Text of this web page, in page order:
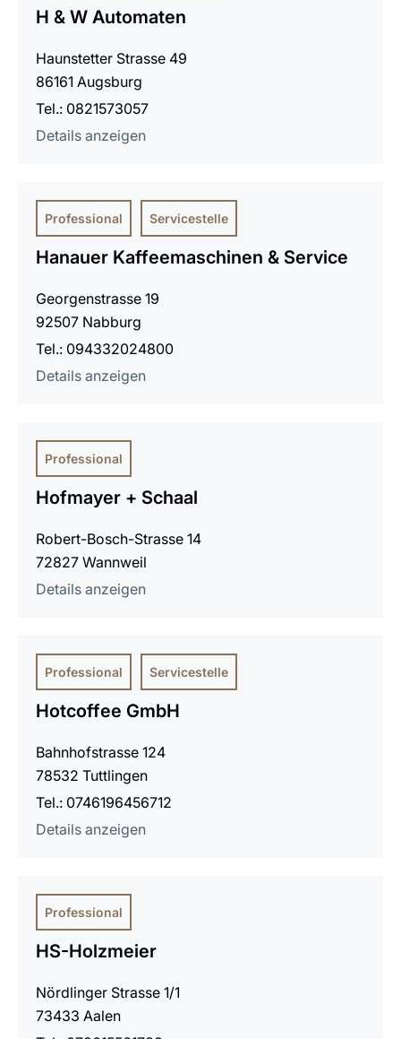
H & W Automaten
Haunstetter Strasse 49
86161 Augsburg
Tel.: 0821573057
Details anzeigen
Professional Servicestelle
Hanauer Kaffeemaschinen & Service
Georgenstrasse 19
92507 Nabburg
Tel.: 094332024800
Details anzeigen
Professional
Hofmayer + Schaal
Robert-Bosch-Strasse 14
72827 Wannweil
Details anzeigen
Professional Servicestelle
Hotcoffee GmbH
Bahnhofstrasse 124
78532 Tuttlingen
Tel.: 0746196456712
Details anzeigen
Professional
HS-Holzmeier
Nördlinger Strasse 1/1
73433 Aalen